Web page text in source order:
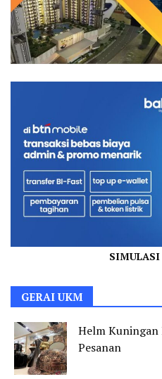
SIMULASI
GERAI UKM
Helm Kuningan
Pesanan